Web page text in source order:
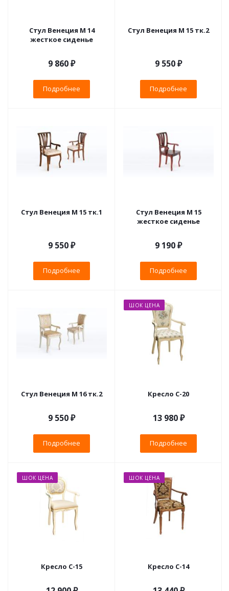
Стул Венеция М 14
жесткое сиденье
9 860 ₽
Подробнее
Стул Венеция М 15 тк.2
9 550 ₽
Подробнее
Стул Венеция М 15 тк.1
9 550 ₽
Подробнее
Стул Венеция М 15
жесткое сиденье
9 190 ₽
Подробнее
Стул Венеция М 16 тк.2
9 550 ₽
Подробнее
ШОК ЦЕНА
Кресло С-20
13 980 ₽
Подробнее
ШОК ЦЕНА
Кресло С-15
ШОК ЦЕНА
Кресло С-14